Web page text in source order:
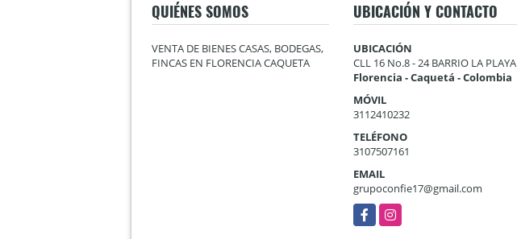
QUIÉNES SOMOS
VENTA DE BIENES CASAS, BODEGAS,
FINCAS EN FLORENCIA CAQUETA
UBICACIÓN Y CONTACTO
UBICACIÓN
CLL 16 No.8 - 24 BARRIO LA PLAYA
Florencia - Caquetá - Colombia
MÓVIL
3112410232
TELÉFONO
3107507161
EMAIL
grupoconfie17@gmail.com
FacebookInstagram